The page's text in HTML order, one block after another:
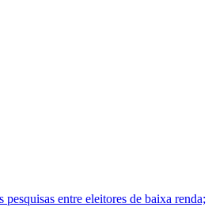
entre eleitores de baixa renda;